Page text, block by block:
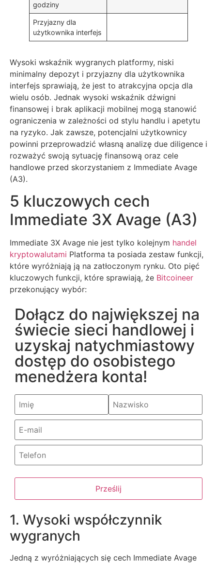
godziny
Przyjazny dla
użytkownika interfejs
Wysoki wskaźnik wygranych platformy, niski
minimalny depozyt i przyjazny dla użytkownika
interfejs sprawiają, że jest to atrakcyjna opcja dla
wielu osób. Jednak wysoki wskaźnik dźwigni
finansowej i brak aplikacji mobilnej mogą stanowić
ograniczenia w zależności od stylu handlu i apetytu
na ryzyko. Jak zawsze, potencjalni użytkownicy
powinni przeprowadzić własną analizę due diligence i
rozważyć swoją sytuację finansową oraz cele
handlowe przed skorzystaniem z Immediate Avage
(A3).
5 kluczowych cech
Immediate 3X Avage (A3)
Immediate 3X Avage nie jest tylko kolejnym handel
kryptowalutami Platforma ta posiada zestaw funkcji,
które wyróżniają ją na zatłoczonym rynku. Oto pięć
kluczowych funkcji, które sprawiają, że Bitcoineer
przekonujący wybór:
Dołącz do największej na
świecie sieci handlowej i
uzyskaj natychmiastowy
dostęp do osobistego
menedżera konta!
Prześlij
1. Wysoki współczynnik
wygranych
Jedną z wyróżniających się cech Immediate Avage